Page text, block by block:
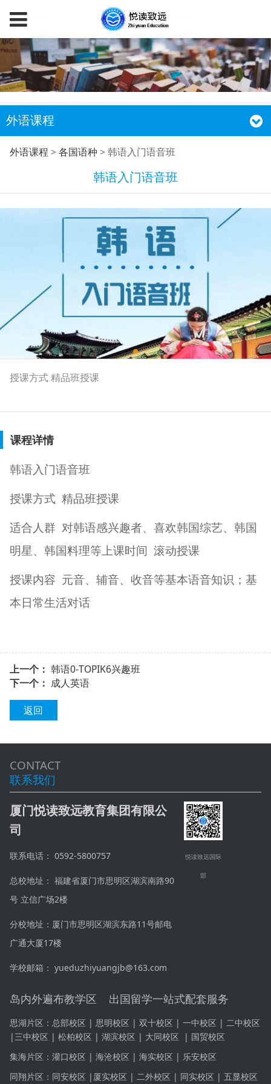
外语课程
韩语入门语音班
外语课程 > 各国语种 > 韩语入门语音班
韩语入门语音班
授课方式 精品班授课
课程详情
韩语入门语音班
授课方式 精品班授课
适合人群 对韩语感兴趣者、喜欢韩国综艺、韩国
明星、韩国料理等上课时间 滚动授课
授课内容 元音、辅音、收音等基本语音知识；基
本日常生活对话
上一个： 韩语0-TOPIK6兴趣班
下一个： 成人英语
返回
CONTACT
联系我们
厦门悦读致远教育集团有限公
司
联系电话： 0592-5800757
总校地址： 福建省厦门市思明区湖滨南路90
号 立信广场2楼
分校地址：厦门市思明区湖滨东路11号邮电
广通大厦17楼
学校邮箱： yueduzhiyuangjb@163.com
悦读致远国际
部
岛内外遍布教学区 出国留学一站式配套服务
思湖片区： 总部校区 | 思明校区 | 双十校区 | 一中校区 | 二中校区
| 三中校区 | 松柏校区 | 湖滨校区 | 大同校区 | 国贸校区
集海片区： 灌口校区 | 海沧校区 | 海实校区 | 乐安校区
同翔片区：同安校区 | 厦实校区 | 二外校区 | 同实校区 | 五显校区